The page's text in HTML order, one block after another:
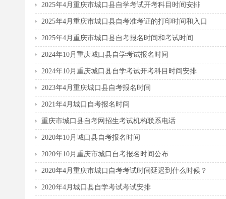
2025年4月重庆市城口县自学考试开考科目时间安排
2025年4月重庆市城口县自考准考证的打印时间和入口
2025年4月重庆市城口县自考报名时间和考试时间
2024年10月重庆城口县自学考试报名时间
2024年10月重庆城口县自学考试开考科目时间安排
2023年4月重庆城口县自考报名时间
2021年4月城口自考报名时间
重庆市城口县自考网招生考试机构联系电话
2020年10月城口县自考报名时间
2020年10月重庆市城口自考报名时间公布
2020年4月重庆市城口自考考试时间延迟到什么时候？
2020年4月城口县自学考试考试安排